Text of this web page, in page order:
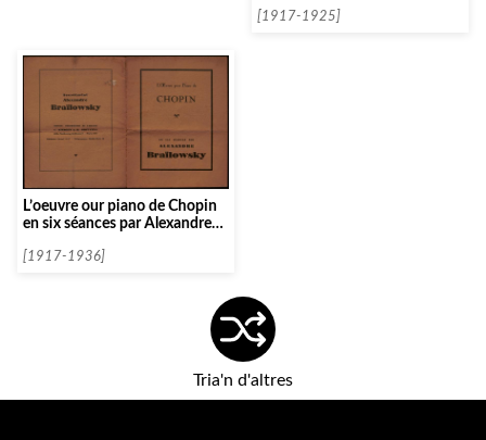
[1917-1925]
L’oeuvre our piano de Chopin
en six séances par Alexandre
[1917-1936]
Tria'n d'altres